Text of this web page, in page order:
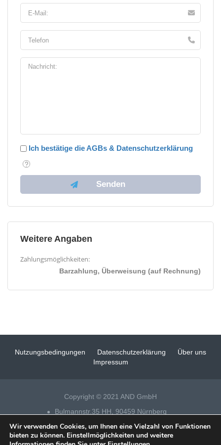
Ich bestätige die AGBs & Datenschutzerklärung
Weitere Angaben
Zahlungsmöglichkeiten:
Barzahlung, Überweisung (auf Rechnung)
Nutzungsbedingungen Datenschutzerklärung
Über uns
Impressum
Copyright © 2021 AND GmbH
Bulmannstr.35 HH, 90459 Nürnberg
Tel 0911 – 14 88 69 25
Wir verwenden Cookies, um Ihnen eine Vielzahl von Funktionen
bieten zu können. Einstellmöglichkeiten und weitere